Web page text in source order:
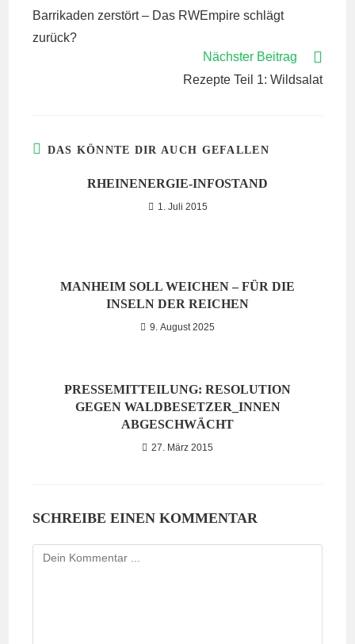
ANSEHEN
Barrikaden zerstört – Das RWEmpire schlägt
zurück?
Nächster Beitrag
Rezepte Teil 1: Wildsalat
DAS KÖNNTE DIR AUCH GEFALLEN
RHEINENERGIE-INFOSTAND
1. Juli 2015
MANHEIM SOLL WEICHEN – FÜR DIE
INSELN DER REICHEN
9. August 2025
PRESSEMITTEILUNG: RESOLUTION
GEGEN WALDBESETZER_INNEN
ABGESCHWÄCHT
27. März 2015
SCHREIBE EINEN KOMMENTAR
Kommentieren